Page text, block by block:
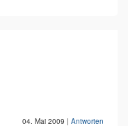
04. Mai 2009 | Antworten